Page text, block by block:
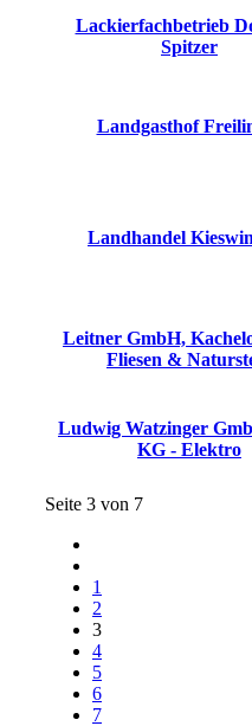
Lackierfachbetrieb
Spitzer
Landgasthof
Landhandel
Leitner GmbH,
Fliesen &
Ludwig Watzinger
KG - Elektro
Seite 3 von 7
1
2
3
4
5
6
7